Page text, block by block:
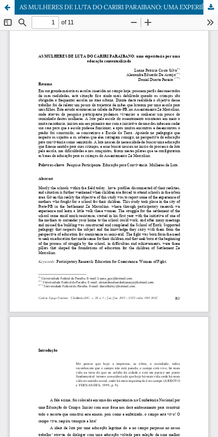
AS MULHERES DE LUTA DO CARIRI PARAIBANO: UMA EXPERIÊNCIA POR UMA EDUCAÇÃO CONTEXTUALIZADA